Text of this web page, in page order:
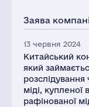
Заява
13 червня 2024
Китайський
який
розслідування
міді, купленої
рафінованої